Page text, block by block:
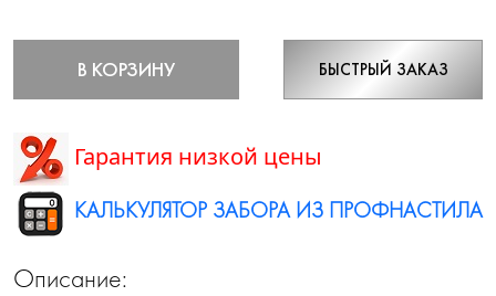
В КОРЗИНУ БЫСТРЫЙ ЗАКАЗ
Гарантия низкой цены
КАЛЬКУЛЯТОР ЗАБОРА ИЗ ПРОФНАСТИЛА
Описание: